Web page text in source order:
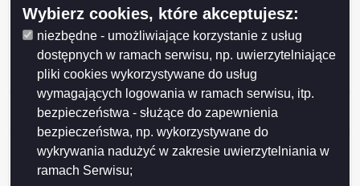
Wybierz cookies, które akceptujesz:
niezbędne - umożliwiające korzystanie z usług
dostępnych w ramach serwisu, np. uwierzytelniające
pliki cookies wykorzystywane do usług
wymagających logowania w ramach serwisu, itp.
bezpieczeństwa - służące do zapewnienia
bezpieczeństwa, np. wykorzystywane do
wykrywania nadużyć w zakresie uwierzytelniania w
ramach Serwisu;
Obwieszczenie o wydaniu postanowienia
stwierdzającego obowiązek przeprowadzenia oceny
oddziaływania na środowisko dla przedsięwzięcia
polegającego na budowie fabryki płyt
drewnopochodnych MDF i HDF
Obwieszczenie zezwolenia na usunięcie 2 drzewa z
terenu przy ul. Kowieńskiej 4 w Suwałkach
Obwieszczenie o wszczęciu postępowania w sprawie
wydania decyzji o środowiskowych uwarunkowaniach